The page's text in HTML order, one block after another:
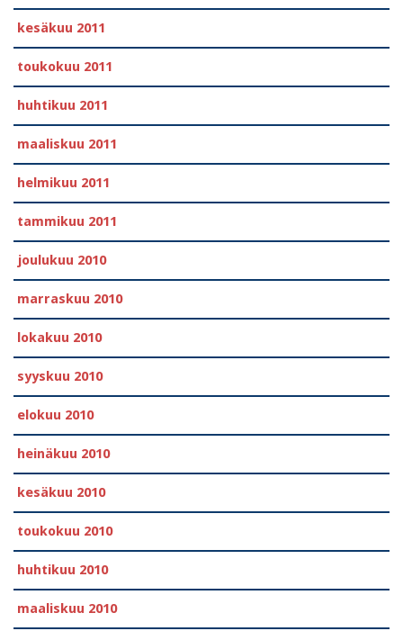
kesäkuu 2011
toukokuu 2011
huhtikuu 2011
maaliskuu 2011
helmikuu 2011
tammikuu 2011
joulukuu 2010
marraskuu 2010
lokakuu 2010
syyskuu 2010
elokuu 2010
heinäkuu 2010
kesäkuu 2010
toukokuu 2010
huhtikuu 2010
maaliskuu 2010